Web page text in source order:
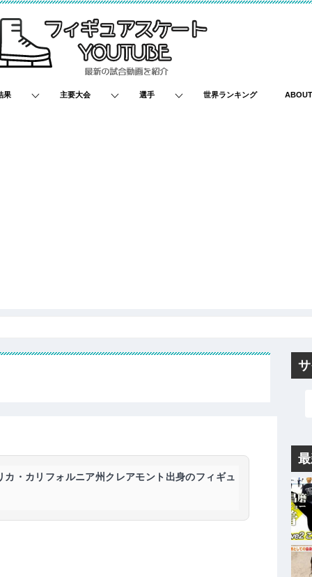
果 主要大会 選手 世界ランキング
・カリフォルニア州クレアモント出身のフィギュ